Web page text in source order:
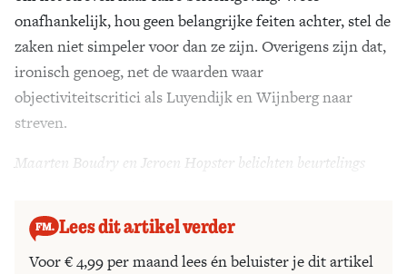
onafhankelijk, hou geen belangrijke feiten achter, stel de
zaken niet simpeler voor dan ze zijn. Overigens zijn dat,
ironisch genoeg, net de waarden waar
objectiviteitscritici als Luyendijk en Wijnberg naar
streven.
Maarten Boudry en Jeroen Hopster belichten beurtelings
Lees dit artikel verder
Voor € 4,99 per maand lees én beluister je dit artikel